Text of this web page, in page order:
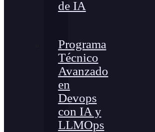
de IA
Programa
Técnico
Avanzado
en
Devops
con IA y
LLMOps